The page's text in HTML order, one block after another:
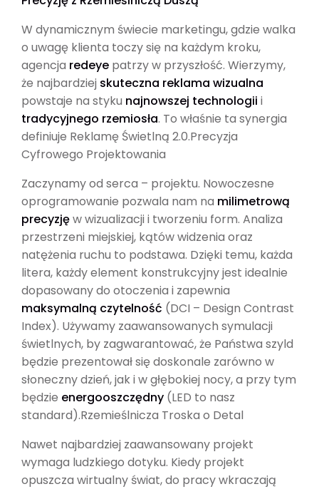
W dynamicznym świecie marketingu, gdzie walka
o uwagę klienta toczy się na każdym kroku,
agencja redeye patrzy w przyszłość. Wierzymy,
że najbardziej skuteczna reklama wizualna
powstaje na styku najnowszej technologii i
tradycyjnego rzemiosła. To właśnie ta synergia
definiuje Reklamę Świetlną 2.0.Precyzja
Cyfrowego Projektowania
Zaczynamy od serca – projektu. Nowoczesne
oprogramowanie pozwala nam na milimetrową
precyzjęw wizualizacji i tworzeniu form. Analiza
przestrzeni miejskiej, kątów widzenia oraz
natężenia ruchu to podstawa. Dzięki temu, każda
litera, każdy element konstrukcyjny jest idealnie
dopasowany do otoczenia i zapewnia
maksymalną czytelność (DCI – Design Contrast
Index). Używamy zaawansowanych symulacji
świetlnych, by zagwarantować, że Państwa szyld
będzie prezentował się doskonale zarówno w
słoneczny dzień, jak i w głębokiej nocy, a przy tym
będzie energooszczędny (LED to nasz
standard).Rzemieślnicza Troska o Detal
Nawet najbardziej zaawansowany projekt
wymaga ludzkiego dotyku. Kiedy projekt
opuszcza wirtualny świat, do pracy wkraczają